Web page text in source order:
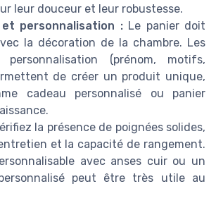
leur douceur et leur robustesse.
personnalisation :Le panier doit
la décoration de la chambre. Les
(prénom, motifs,
de créer un produit unique,
cadeau personnalisé ou panier
la présence de poignées solides,
et la capacité de rangement.
avec anses cuir ou un
peut être très utile au